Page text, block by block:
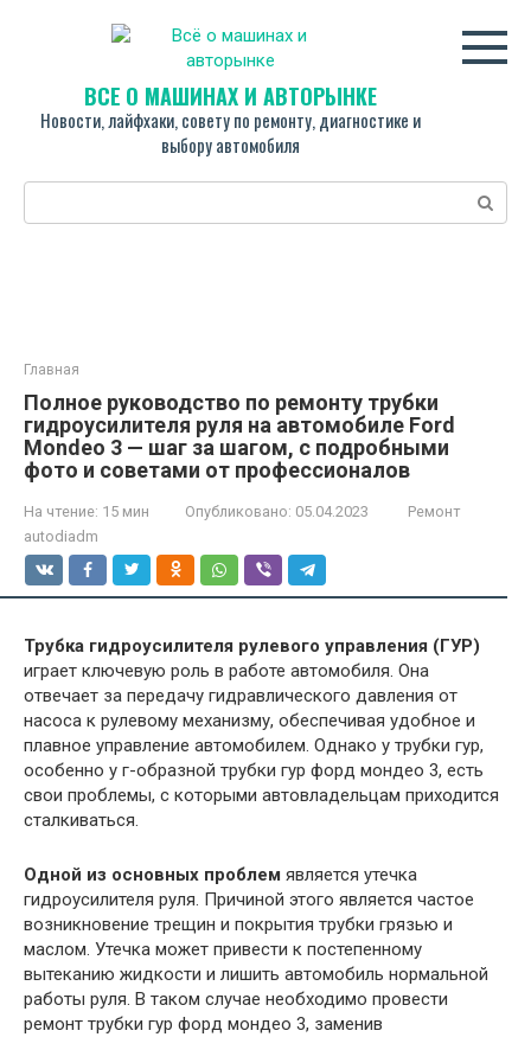
ВСЁ О МАШИНАХ И АВТОРЫНКЕ
Новости, лайфхаки, совету по ремонту, диагностике и
выбору автомобиля
Поиск:
Главная
Полное руководство по ремонту трубки
гидроусилителя руля на автомобиле Ford
Mondeo 3 — шаг за шагом, с подробными
фото и советами от профессионалов
На чтение: 15 мин Опубликовано: 05.04.2023
Ремонт
autodiadm
Трубка гидроусилителя рулевого управления (ГУР)
играет ключевую роль в работе автомобиля. Она
отвечает за передачу гидравлического давления от
насоса к рулевому механизму, обеспечивая удобное и
плавное управление автомобилем. Однако у трубки гур,
особенно у г-образной трубки гур форд мондео 3, есть
свои проблемы, с которыми автовладельцам приходится
сталкиваться.
Одной из основных проблем является утечка
гидроусилителя руля. Причиной этого является частое
возникновение трещин и покрытия трубки грязью и
маслом. Утечка может привести к постепенному
вытеканию жидкости и лишить автомобиль нормальной
работы руля. В таком случае необходимо провести
ремонт трубки гур форд мондео 3, заменив